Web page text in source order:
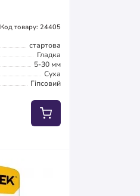
Код товару: 24405
стартова
Гладка
5-30 мм
Суха
Гіпсовий